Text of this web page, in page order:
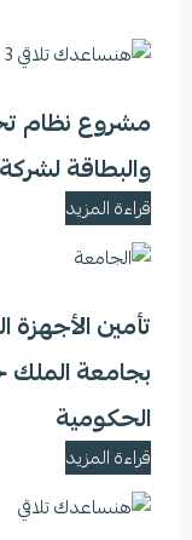
مشروع نظام
والبطاقة
قراءة المزيد
تأمين الأجهزة
بجامعة
الحكومية
قراءة المزيد